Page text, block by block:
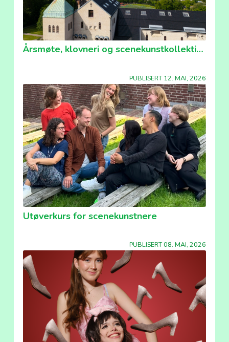
Årsmøte, klovneri og scenekunstkollektivet!
PUBLISERT 12. MAI, 2026
Utøverkurs for scenekunstnere
PUBLISERT 08. MAI, 2026